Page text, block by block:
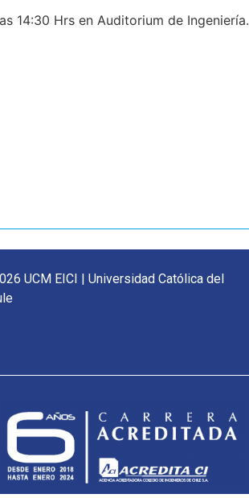
14:30 Hrs en Auditorium de Ingeniería.
UCM EICI | Universidad Católica del